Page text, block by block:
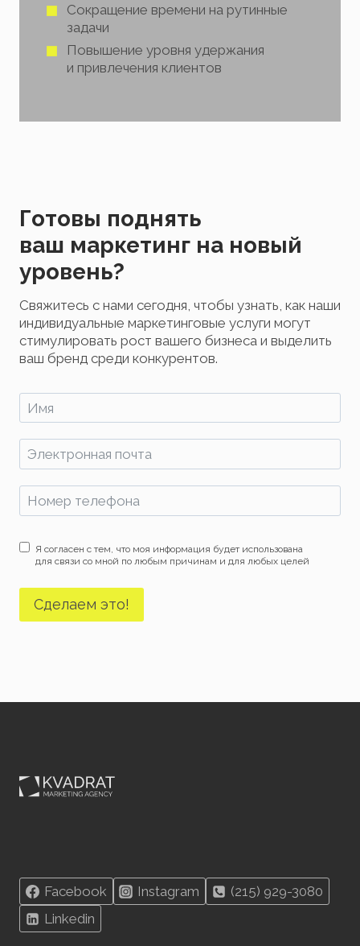
Сокращение времени на рутинные
задачи
Повышение уровня удержания
и привлечения клиентов
Готовы поднять
ваш маркетинг на новый
уровень?
Свяжитесь с нами сегодня, чтобы узнать, как наши
индивидуальные маркетинговые услуги могут
стимулировать рост вашего бизнеса и выделить
ваш бренд среди конкурентов.
Я согласен с тем, что моя информация будет использована
для связи со мной по любым причинам и для любых целей
Сделаем это!
Facebook Instagram
(215) 929-3080
Linkedin